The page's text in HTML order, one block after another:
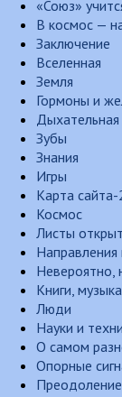
«Союз»
В космос —
Заключение
Вселенная
Земля
Гормоны и
Зубы
Знания
Игры
Карта сайта-
Космос
Листы
Направления
Невероятно,
Книги,
Люди
Науки и
О самом
Опорные